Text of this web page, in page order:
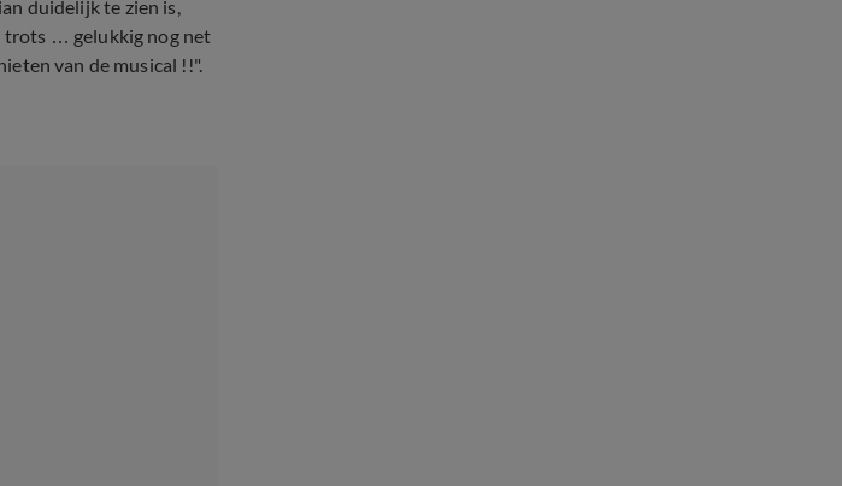
duidelijk te zien is,
trots … gelukkig nog net
van de musical !!".